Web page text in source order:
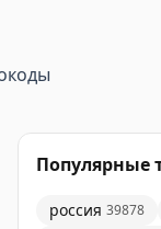
Популярные
россия 39878